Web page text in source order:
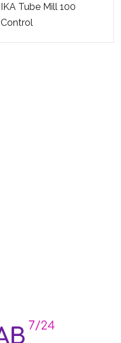
IKA Tube Mill 100
Control